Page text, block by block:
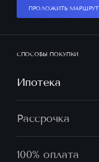
ПРОЛОЖИТЬ МАРШРУТ
СПОСОБЫ ПОКУПКИ
Ипотека
Рассрочка
100% оплата